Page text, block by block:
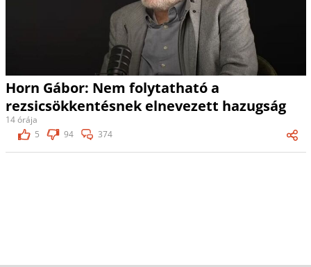
Horn Gábor: Nem folytatható a
rezsicsökkentésnek elnevezett hazugság
14 órája
5
94 374